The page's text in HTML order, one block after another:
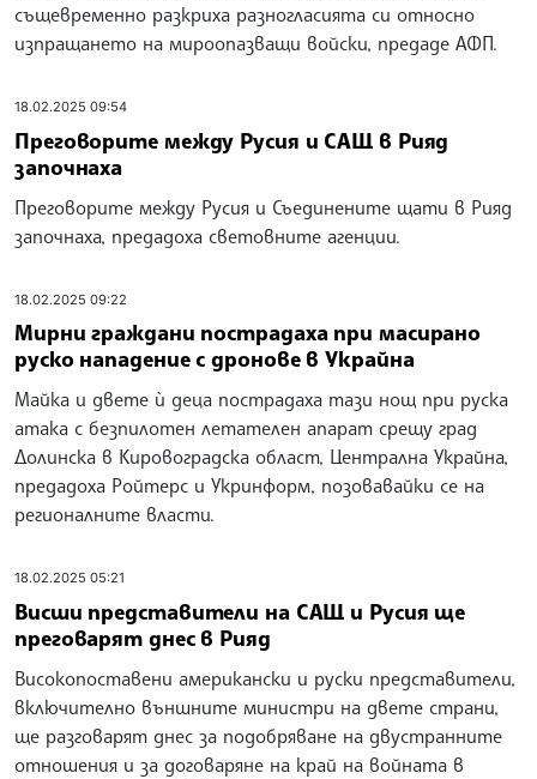
същевременно разкриха разногласията си относно
изпращането на мироопазващи войски, предаде АФП.
18.02.2025 09:54
Преговорите между Русия и САЩ в Рияд
започнаха
Преговорите между Русия и Съединените щати в Рияд
започнаха, предадоха световните агенции.
18.02.2025 09:22
Мирни граждани пострадаха при масирано
руско нападение с дронове в Украйна
Майка и двете ѝ деца пострадаха тази нощ при руска
атака с безпилотен летателен апарат срещу град
Долинска в Кировоградска област, Централна Украйна,
предадоха Ройтерс и Укринформ, позовавайки се на
регионалните власти.
18.02.2025 05:21
Висши представители на САЩ и Русия ще
преговарят днес в Рияд
Високопоставени американски и руски представители,
включително външните министри на двете страни,
ще разговарят днес за подобряване на двустранните
отношения и за договаряне на край на войната в